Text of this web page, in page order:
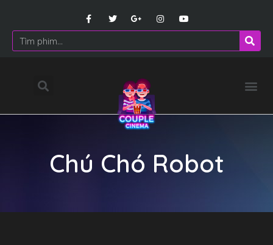
Chú Chó Robot